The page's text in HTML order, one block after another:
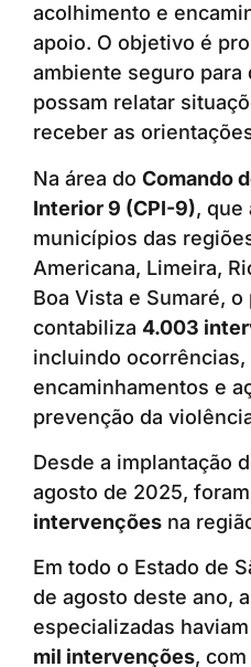
acolhimento e
apoio. O objetivo é
ambiente seguro para
possam relatar
receber as
Na área do Comando
Interior 9 (CPI-9), que
municípios das
Americana, Limeira,
Boa Vista e Sumaré, o
contabiliza 4.003
incluindo ocorrências,
encaminhamentos e
prevenção da
Desde a implantação
agosto de 2025,
intervenções na
Em todo o Estado de
de agosto deste ano,
especializadas
mil intervenções,